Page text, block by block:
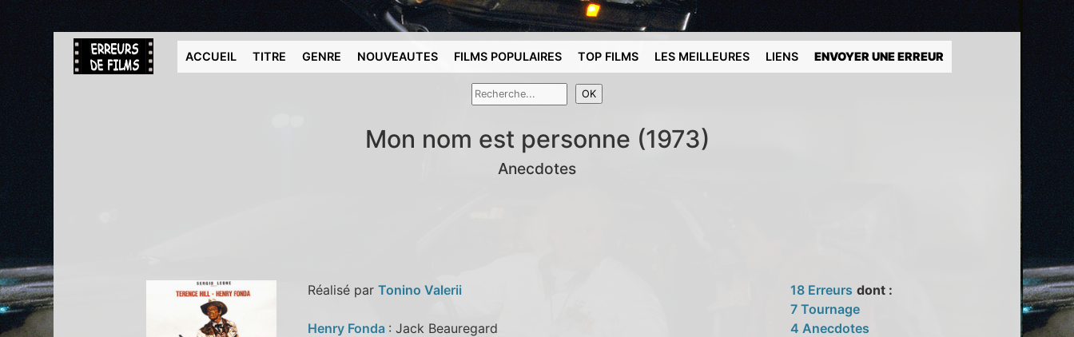
ACCUEIL TITRE GENRE NOUVEAUTES FILMS POPULAIRES TOP FILMS LES MEILLEURES LIENS ENVOYER UNE ERREUR
Mon nom est personne (1973)
Anecdotes
Réalisé par Tonino Valerii
Henry Fonda : Jack Beauregard
18 Erreurs dont :
7 Tournage
4 Anecdotes